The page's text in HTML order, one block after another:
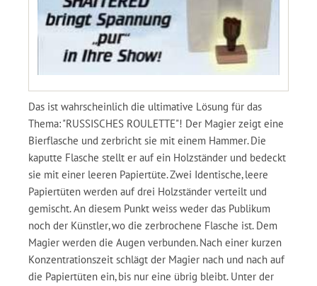
Das ist wahrscheinlich die ultimative Lösung für das
Thema: "RUSSISCHES ROULETTE"! Der Magier zeigt eine
Bierflasche und zerbricht sie mit einem Hammer. Die
kaputte Flasche stellt er auf ein Holzständer und bedeckt
sie mit einer leeren Papiertüte. Zwei Identische, leere
Papiertüten werden auf drei Holzständer verteilt und
gemischt. An diesem Punkt weiss weder das Publikum
noch der Künstler, wo die zerbrochene Flasche ist. Dem
Magier werden die Augen verbunden. Nach einer kurzen
Konzentrationszeit schlägt der Magier nach und nach auf
die Papiertüten ein, bis nur eine übrig bleibt. Unter der